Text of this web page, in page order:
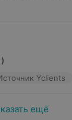
Yclients
ещё